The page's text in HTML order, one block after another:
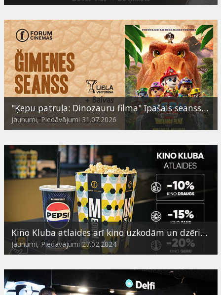
"Ķepu patruļa: Dinozauru filma" īpašais seanss ģimenēm - ar viktorīnu un dāvanām
Jaunumi, Piedāvājumi 31.07.2026
Kino Kluba atlaides arī kino uzkodām un dzērieniem
Jaunumi, Piedāvājumi 27.02.2024